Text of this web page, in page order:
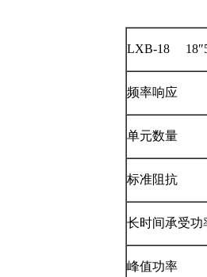
LXB-18
频率响应
单元数量
标准阻抗
长时间承受功
峰值功率